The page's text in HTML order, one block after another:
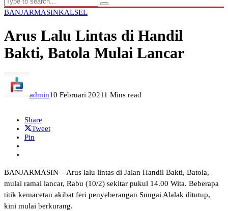
BANJARMASINKALSEL
Arus Lalu Lintas di Handil
Bakti, Batola Mulai Lancar
admin10 Februari 20211 Mins read
Share
Tweet
Pin
BANJARMASIN – Arus lalu lintas di Jalan Handil Bakti, Batola,
mulai ramai lancar, Rabu (10/2) sekitar pukul 14.00 Wita. Beberapa
titik kemacetan akibat feri penyeberangan Sungai Alalak ditutup,
kini mulai berkurang.